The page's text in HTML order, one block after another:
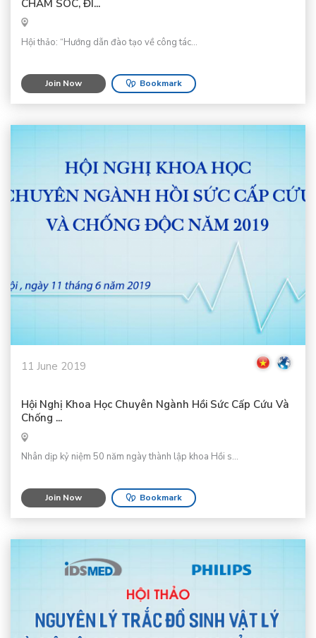
CHĂM SÓC, ĐI...
Hội thảo: “Hướng dẫn đào tạo về công tác...
Join Now Bookmark
11 June 2019
Hội Nghị Khoa Học Chuyên Ngành Hồi Sức Cấp Cứu Và
Chống ...
Nhân dịp kỷ niệm 50 năm ngày thành lập khoa Hồi s...
Join Now Bookmark